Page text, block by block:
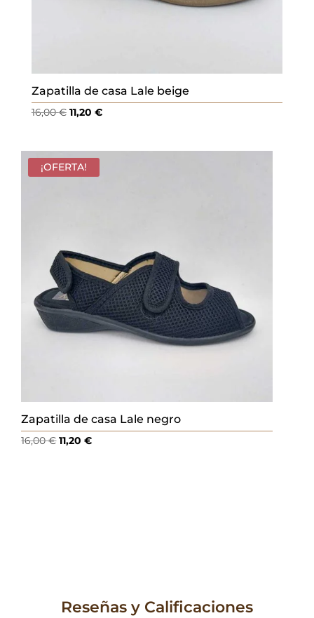
Zapatilla de casa Lale beige
16,00€ El
original
era:
11,20 €El
actual
¡OFERTA!
Zapatilla de casa Lale negro
16,00€El
11,20€El
Reseñas y Calificaciones